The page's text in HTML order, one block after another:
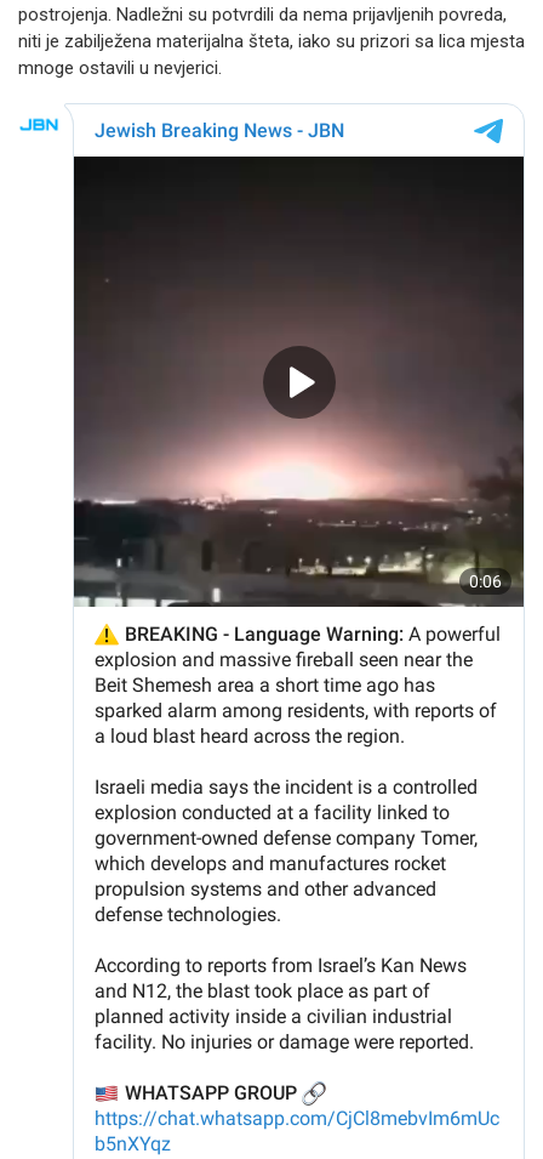
postrojenja. Nadležni su potvrdili da nema prijavljenih povreda,
niti je zabilježena materijalna šteta, iako su prizori sa lica mjesta
mnoge ostavili u nevjerici.